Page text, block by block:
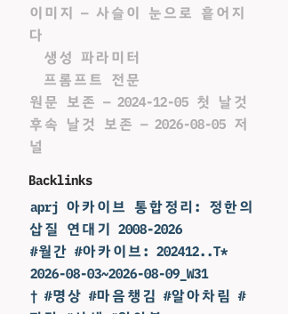
이미지 — 사슬이 눈으로 흩어지
다
생성 파라미터
프롬프트 전문
원문 보존 — 2024-12-05 첫 날것
후속 날것 보존 — 2026-08-05 저
널
Backlinks
aprj 아카이브 통합정리: 정한의
삽질 연대기 2008-2026
#월간 #아카이브: 202412..T*
2026-08-03~2026-08-09_W31
† #명상 #마음챙김 #알아차림 #